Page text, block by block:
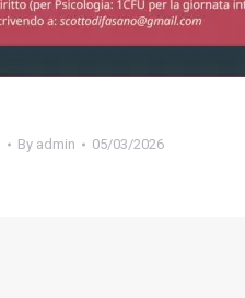
By admin 05/03/2026